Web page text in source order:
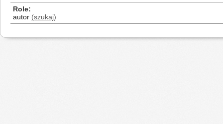
Role
autor (szukaj)